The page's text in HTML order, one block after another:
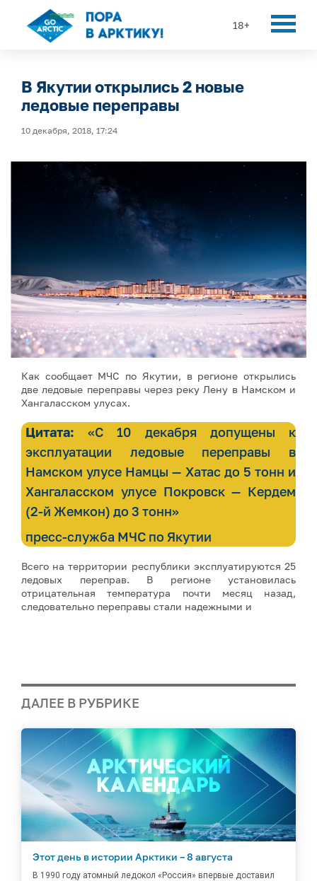
18+
В Якутии открылись 2 новые
ледовые переправы
10 декабря, 2018, 17:24
Как сообщает МЧС по Якутии, в регионе открылись
две ледовые переправы через реку Лену в Намском и
Хангаласском улусах.
Цитата: «С 10 декабря допущены к
эксплуатации ледовые переправы в
Намском улусе Намцы — Хатас до 5 тонн и
Хангаласском улусе Покровск — Кердем
(2-й Жемкон) до 3 тонн»
пресс-служба МЧС по Якутии
Всего на территории республики эксплуатируются 25
ледовых переправ. В регионе установилась
отрицательная температура почти месяц назад,
следовательно переправы стали надежными и
ДАЛЕЕ В РУБРИКЕ
Этот день в истории Арктики – 8 августа
В 1990 году атомный ледокол «Россия» впервые доставил